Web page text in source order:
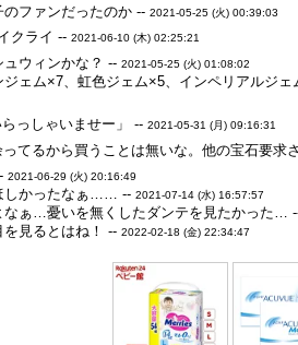
のファンだったのか --2021-05-25 (火) 00:39:03
クライ --2021-06-10 (木) 02:25:21
ュウィンかな？ --2021-05-25 (火) 01:08:02
ェム×7、虹色ジェム×5、インペリアルジ
っしゃいませー」 --2021-05-31 (月) 09:16:31
てるから買うことは無いな。他の宝石要求
2021-06-29 (火) 20:16:49
しかったなぁ…… --2021-07-14 (水) 16:57:57
なぁ…憂いを無くしたダンテを見たかった…
を見るとはね！ --2022-02-18 (金) 22:34:47